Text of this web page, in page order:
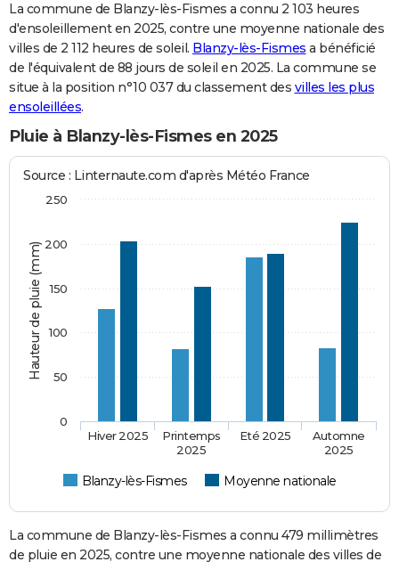
La commune de Blanzy-lès-Fismes a connu 2 103 heures
d'ensoleillement en 2025, contre une moyenne nationale des
villes de 2 112 heures de soleil. Blanzy-lès-Fismes a bénéficié
de l'équivalent de 88 jours de soleil en 2025. La commune se
situe à la position n°10 037 du classement des villes les plus
ensoleillées.
Pluie à Blanzy-lès-Fismes en 2025
Hauteur de pluie (mm)
Source : Linternaute.com d'après Météo France
Blanzy-lès-Fismes Moyenne nationale
Hiver 2025
Printemps
2025
Eté 2025
Automne
2025
0
50
100
150
200
250
La commune de Blanzy-lès-Fismes a connu 479 millimètres
de pluie en 2025, contre une moyenne nationale des villes de